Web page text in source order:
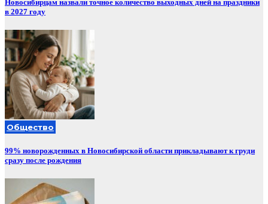
Новосибирцам назвали точное количество выходных дней на праздники
в 2027 году
Общество
99% новорожденных в Новосибирской области прикладывают к груди
сразу после рождения